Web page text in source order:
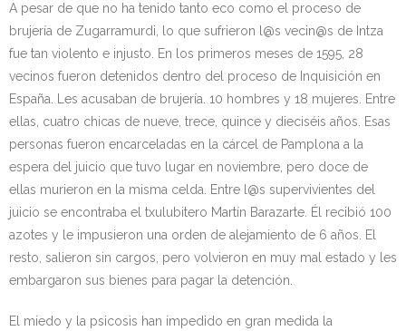
A pesar de que no ha tenido tanto eco como el proceso de
brujería de Zugarramurdi, lo que sufrieron l@s vecin@s de Intza
fue tan violento e injusto. En los primeros meses de 1595, 28
vecinos fueron detenidos dentro del proceso de Inquisición en
España. Les acusaban de brujería. 10 hombres y 18 mujeres. Entre
ellas, cuatro chicas de nueve, trece, quince y dieciséis años. Esas
personas fueron encarceladas en la cárcel de Pamplona a la
espera del juicio que tuvo lugar en noviembre, pero doce de
ellas murieron en la misma celda. Entre l@s supervivientes del
juicio se encontraba el txulubitero Martín Barazarte. Él recibió 100
azotes y le impusieron una orden de alejamiento de 6 años. El
resto, salieron sin cargos, pero volvieron en muy mal estado y les
embargaron sus bienes para pagar la detención.
El miedo y la psicosis han impedido en gran medida la